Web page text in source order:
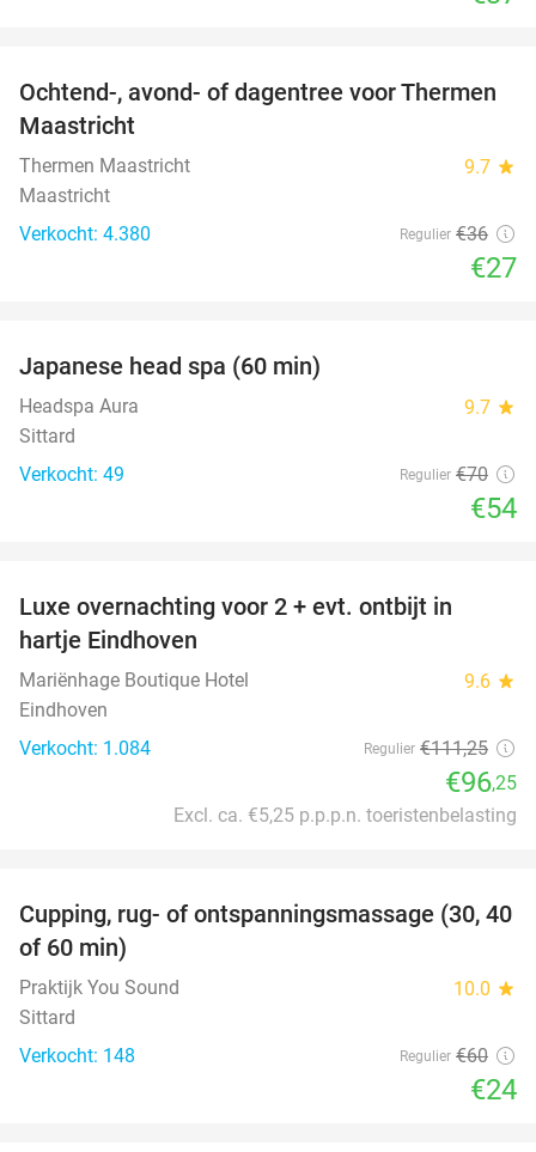
25%
Ochtend-, avond- of dagentree voor Thermen
Maastricht
Thermen Maastricht 9.7 star
Maastricht
Verkocht: 4.380
Regulier €36
€27
Japanese head spa (60 min)
Headspa Aura 9.7 star
Sittard
Verkocht: 49
Regulier €70
€54
Luxe overnachting voor 2 + evt. ontbijt in
hartje Eindhoven
Mariënhage Boutique Hotel 9.6 star
Eindhoven
Verkocht: 1.084
Regulier €111,25
€96,25
Excl. ca. €5,25 p.p.p.n. toeristenbelasting
60%
Cupping, rug- of ontspanningsmassage (30, 40
of 60 min)
Praktijk You Sound 10.0 star
Sittard
Verkocht: 148
Regulier €60
€24